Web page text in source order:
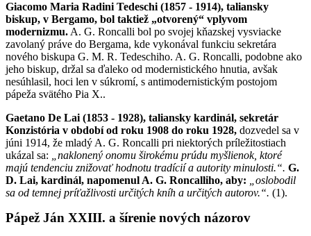
Giacomo Maria Radini Tedeschi (1857 - 1914), taliansky
biskup, v Bergamo, bol taktiež „otvorený“ vplyvom
modernizmu. A. G. Roncalli bol po svojej kňazskej vysviacke
zavolaný práve do Bergama, kde vykonával funkciu sekretára
nového biskupa G. M. R. Tedeschiho. A. G. Roncalli, podobne ako
jeho biskup, držal sa ďaleko od modernistického hnutia, avšak
nesúhlasil, hoci len v súkromí, s antimodernistickým postojom
pápeža svätého Pia X..
Gaetano De Lai (1853 - 1928), taliansky kardinál, sekretár
Konzistória v období od roku 1908 do roku 1928, dozvedel sa v
júni 1914, že mladý A. G. Roncalli pri niektorých príležitostiach
ukázal sa:
„naklonený onomu širokému prúdu myšlienok, ktoré
majú tendenciu znižovať hodnotu tradícií a autority minulosti.“. G.
D. Lai, kardinál, napomenul A. G. Roncalliho, aby:
„oslobodil
sa od temnej príťažlivosti určitých kníh a určitých autorov.“. (1).
Pápež Ján XXIII. a šírenie nových názorov